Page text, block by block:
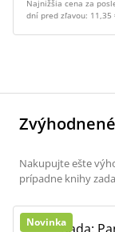
Najnižšia cena za
dní pred zľavou: 11,35
Nakupujte ešte
prípadne knihy
Novinka